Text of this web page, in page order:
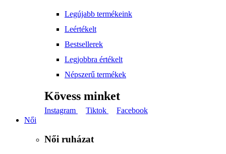
Legújabb termékeink
Leértékelt
Bestsellerek
Legjobbra értékelt
Népszerű termékek
Kövess minket
Instagram Tiktok
Facebook
Női
Női ruházat